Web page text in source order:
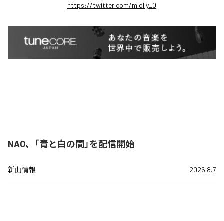
https://twitter.com/miolly_0
NAO、「青と白の間」を配信開始
新曲情報 2026.8.7